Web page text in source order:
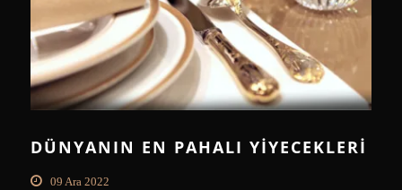
DÜNYANIN EN PAHALI YIYECEKLERI
09 Ara 2022